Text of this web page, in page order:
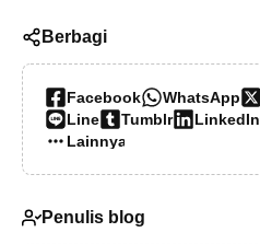
Berbagi
Facebook WhatsApp
Line
Tumblr LinkedIn
Lainnya…
Penulis blog